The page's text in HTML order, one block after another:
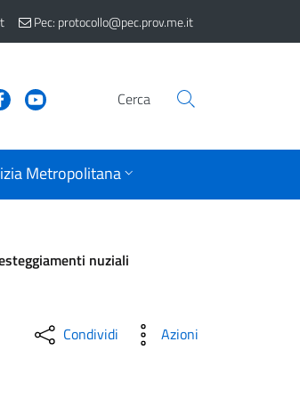
Pec: protocollo@pec.prov.me.it
Cerca
Metropolitana
nuziali
Condividi Azioni